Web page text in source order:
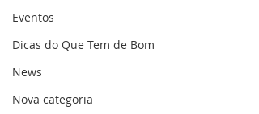
Eventos
Dicas do Que Tem de Bom
News
Nova categoria